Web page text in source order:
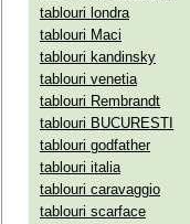
tablouri londra
tablouri Maci
tablouri kandinsky
tablouri venetia
tablouri Rembrandt
tablouri BUCURESTI
tablouri godfather
tablouri italia
tablouri caravaggio
tablouri scarface